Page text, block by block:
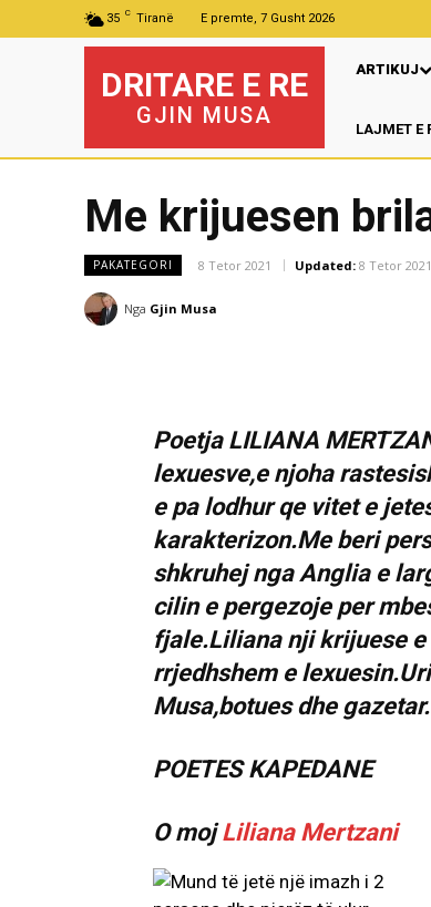
35 C Tiranë E premte, 7 Gusht 2026
DRITARE E RE
GJIN MUSA
ARTIKUJ
LAJMET E
Me krijuesen
PAKATEGORI 8 Tetor 2021 Updated: 8 Tetor 2021
Nga Gjin Musa
Poetja LILIANA
lexuesve,e njoha
e pa lodhur qe vitet e
karakterizon.Me beri
shkruhej nga Anglia e
cilin e pergezoje per
fjale.Liliana nji krijuese
rrjedhshem e
Musa,botues dhe gazetar.
POETES KAPEDANE
O mojLiliana Mertzani